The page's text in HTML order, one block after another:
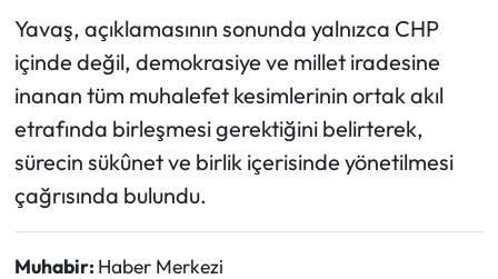
Yavaş, açıklamasının sonunda yalnızca CHP
içinde değil, demokrasiye ve millet iradesine
inanan tüm muhalefet kesimlerinin ortak akıl
etrafında birleşmesi gerektiğini belirterek,
sürecin sükûnet ve birlik içerisinde yönetilmesi
çağrısında bulundu.
Muhabir: Haber Merkezi